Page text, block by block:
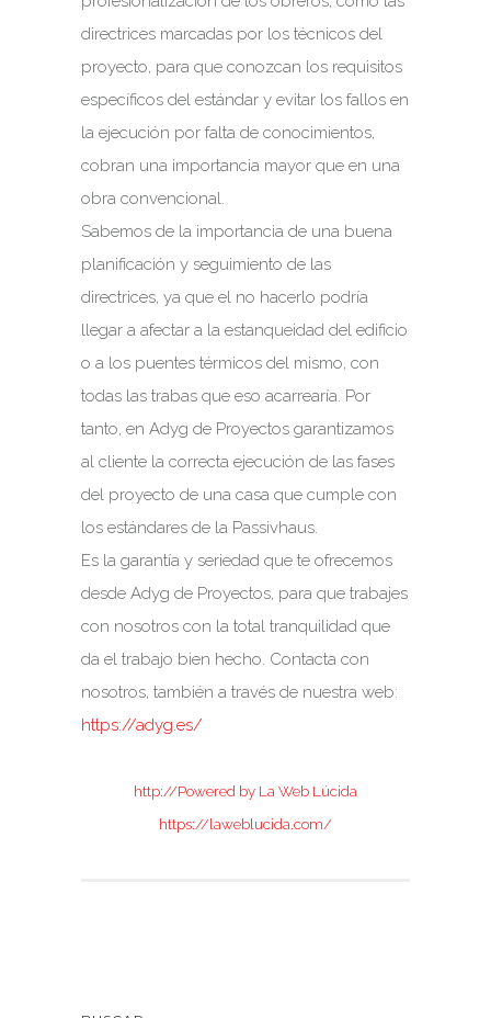
directrices marcadas por los técnicos del
proyecto, para que conozcan los requisitos
específicos del estándar y evitar los fallos en
la ejecución por falta de conocimientos,
cobran una importancia mayor que en una
obra convencional.
Sabemos de la importancia de una buena
planificación y seguimiento de las
directrices, ya que el no hacerlo podría
llegar a afectar a la estanqueidad del edificio
o a los puentes térmicos del mismo, con
todas las trabas que eso acarrearía. Por
tanto, en Adyg de Proyectos garantizamos
al cliente la correcta ejecución de las fases
del proyecto de una casa que cumple con
los estándares de la Passivhaus.
Es la garantía y seriedad que te ofrecemos
desde Adyg de Proyectos, para que trabajes
con nosotros con la total tranquilidad que
da el trabajo bien hecho. Contacta con
nosotros, también a través de nuestra web:
https://adyg.es/
http://Powered by La Web Lúcida
https://laweblucida.com/